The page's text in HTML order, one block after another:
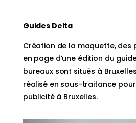
Guides Delta
Création de la maquette, des
en page d’une édition du
bureaux sont situés à
réalisé en sous-traitance
publicité à Bruxelles.